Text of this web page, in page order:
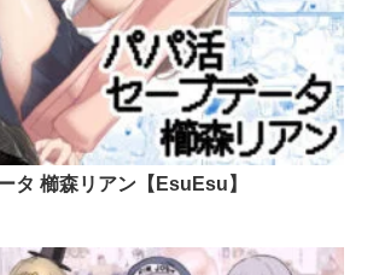
タ 櫛森リアン【EsuEsu】